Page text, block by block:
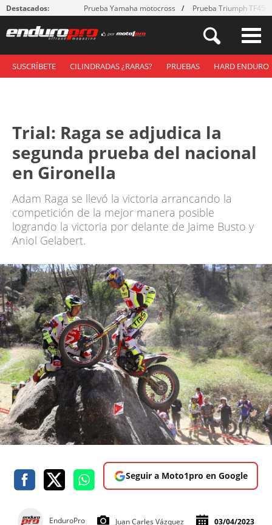
Destacados: Prueba Yamaha motocross Prueba Triumph
SUSCRÍBETE CILINDRADAS ¿RARAS? PRUEBAS HARD ENDURO
Trial: Raga se adjudica la
segunda prueba del nacional
en Gironella
Adam Raga se llevó la victoria arrancando la
competición de la mejor manera posible
logrando la victoria por delante de Jaime Busto y
Aniol Gelabert.
Seguir a Moto1pro en Google
EnduroPro Juan Carles Vázquez 03/04/2023